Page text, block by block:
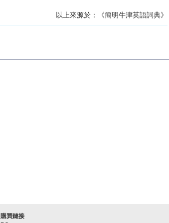
以上來源於：《簡明牛津英語詞典》
購買鏈接